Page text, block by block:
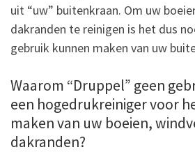
uit “uw” buitenkraan. Om uw
dakranden te reinigen is het dus
gebruik kunnen maken van uw
Waarom “Druppel” geen
een hogedrukreiniger voor
maken van uw boeien,
dakranden?